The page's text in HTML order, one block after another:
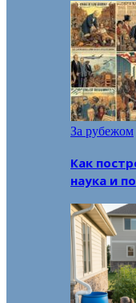
За рубежом
Как
наука и